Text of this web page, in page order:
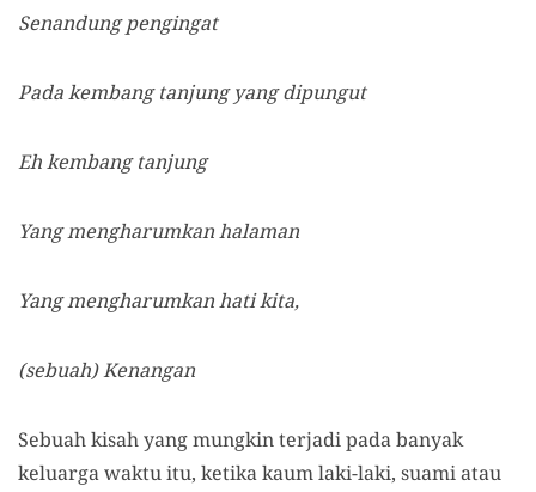
Senandung pengingat
Pada kembang tanjung yang dipungut
Eh kembang tanjung
Yang mengharumkan halaman
Yang mengharumkan hati kita,
(sebuah) Kenangan
Sebuah kisah yang mungkin terjadi pada banyak
keluarga waktu itu, ketika kaum laki-laki, suami atau